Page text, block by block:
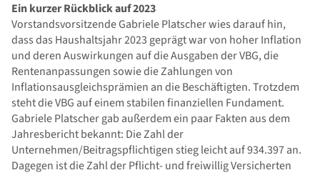
Ein kurzer Rückblick auf 2023
Vorstandsvorsitzende Gabriele Platscher wies darauf hin,
dass das Haushaltsjahr 2023 geprägt war von hoher Inflation
und deren Auswirkungen auf die Ausgaben der VBG, die
Rentenanpassungen sowie die Zahlungen von
Inflationsausgleichsprämien an die Beschäftigten. Trotzdem
steht die VBG auf einem stabilen finanziellen Fundament.
Gabriele Platscher gab außerdem ein paar Fakten aus dem
Jahresbericht bekannt: Die Zahl der
Unternehmen/Beitragspflichtigen stieg leicht auf 934.397 an.
Dagegen ist die Zahl der Pflicht- und freiwillig Versicherten